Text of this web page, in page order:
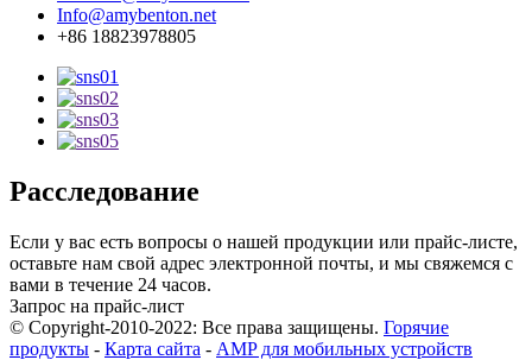
Info@amybenton.net
+86 18823978805
Расследование
Если у вас есть вопросы о нашей продукции или прайс-листе,
оставьте нам свой адрес электронной почты, и мы свяжемся с
вами в течение 24 часов.
Запрос на прайс-лист
© Copyright-2010-2022: Все права защищены. Горячие
продукты - Карта сайта - AMP для мобильных устройств